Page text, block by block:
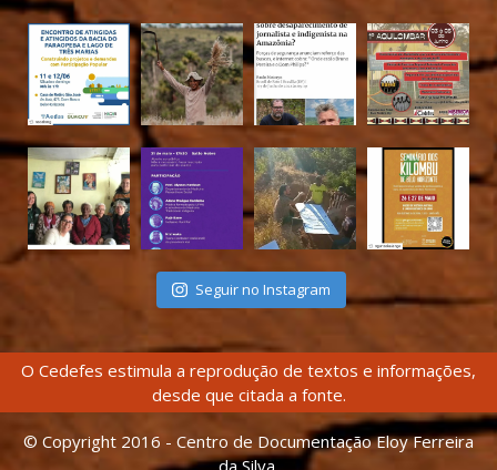
Seguir no Instagram
O Cedefes estimula a reprodução de textos e informações,
desde que citada a fonte.
© Copyright 2016 - Centro de Documentação Eloy Ferreira
da Silva.